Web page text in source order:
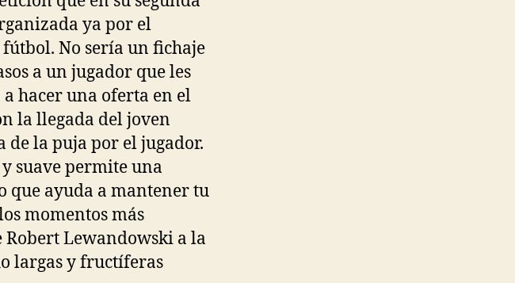
ya por el
No sería un fichaje
a un jugador que les
hacer una oferta en el
la llegada del joven
de la puja por el jugador.
suave permite una
que ayuda a mantener tu
momentos más
Robert Lewandowski a la
largas y fructíferas